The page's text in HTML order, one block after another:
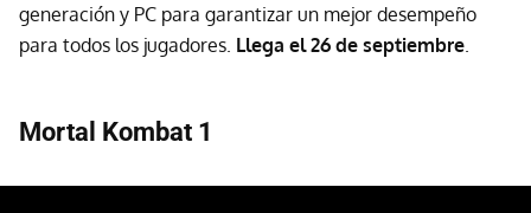
generación y PC para garantizar un mejor desempeño
para todos los jugadores. Llega el 26 de septiembre
Mortal Kombat 1